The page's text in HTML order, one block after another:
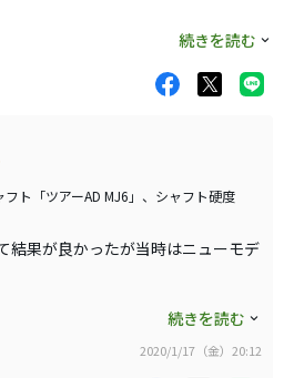
過ぎになるのかキャリーが出ま
せん。
続きを読む
フト「ツアーAD MJ6」、シャフト硬度
結果が良かったが当時はニューモデ
続きを読む
2020/1/17（金）20:12